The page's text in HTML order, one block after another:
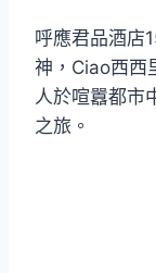
呼應君品酒店
神，Ciao西西
人於喧囂都市
之旅。